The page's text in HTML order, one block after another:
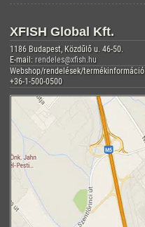
XFISH Global Kft.
1186 Budapest, Közdűlő u. 46-50.
E-mail: rendeles@xfish.hu
Webshop/rendelések/termékinformáció
+36-1-500-0500